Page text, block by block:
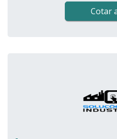
Cotar